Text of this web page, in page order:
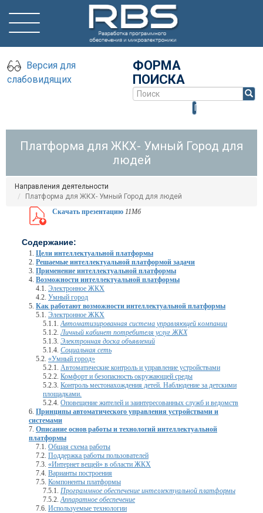
Версия для
слабовидящих
ФОРМА
ПОИСКА
Поиск
Платформа для ЖКХ- Умный Город для
людей
Направления деятельности
Платформа для ЖКХ- Умный Город для людей
Скачать презентацию 11Мб
Содержание:
Цели интеллектуальной платформы
Решаемые интеллектуальной платформой задачи
Применение интеллектуальной платформы
Возможности интеллектуальной платформы
Электронное ЖКХ
Умный город
Как работают возможности интеллектуальной платформы
Электронное ЖКХ
Автоматизированная система управляющей компании
Личный кабинет потребителя услуг ЖКХ
Электронная доска объявлений
Социальная сеть
«Умный город»
Автоматические контроль и управление устройствами
Комфорт и безопасность окружающей среды
Контроль местонахождения детей. Наблюдение за детскими
площадками.
Оповещение жителей и заинтересованных служб и ведомств
Принципы автоматического управления устройствами и
системами
Описание основ работы и технологий интеллектуальной
платформы
Общая схема работы
Поддержка работы пользователей
«Интернет вещей» в области ЖКХ
Варианты построения
Компоненты платформы
Программное обеспечение интеллектуальной платформы
Аппаратное обеспечение
Используемые технологии